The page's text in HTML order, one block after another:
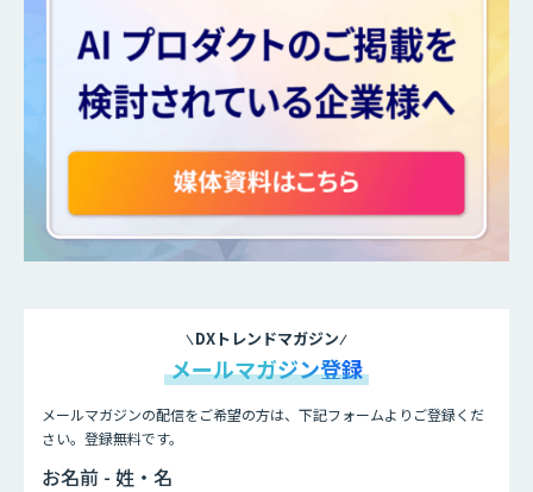
DXトレンドマガジン
メールマガジン登録
メールマガジンの配信をご希望の方は、下記フォームよりご登録くだ
さい。登録無料です。
お名前 - 姓・名